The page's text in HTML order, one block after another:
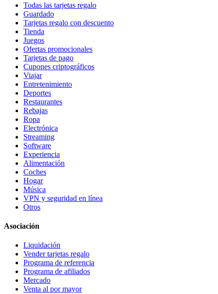
Todas las tarjetas regalo
Guardado
Tarjetas regalo con descuento
Tienda
Juegos
Ofertas promocionales
Tarjetas de pago
Cupones criptográficos
Viajar
Entretenimiento
Deportes
Restaurantes
Rebajas
Ropa
Electrónica
Streaming
Software
Experiencia
Alimentación
Coches
Hogar
Música
VPN y seguridad en línea
Otros
Asociación
Liquidación
Vender tarjetas regalo
Programa de referencia
Programa de afiliados
Mercado
Venta al por mayor